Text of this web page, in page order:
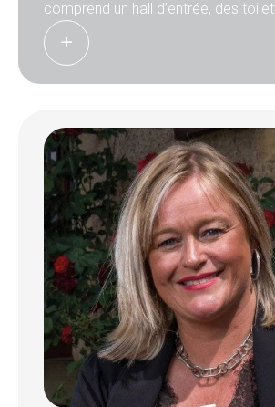
comprend un hall d’entrée, des
salon/séjour( 29 m²) , une cuisine
véranda.
Une cave et un garage complètent
Chauffage au fuel ,chaudière de
Pour plus de renseignements
valençay au 03X89X46X59X60